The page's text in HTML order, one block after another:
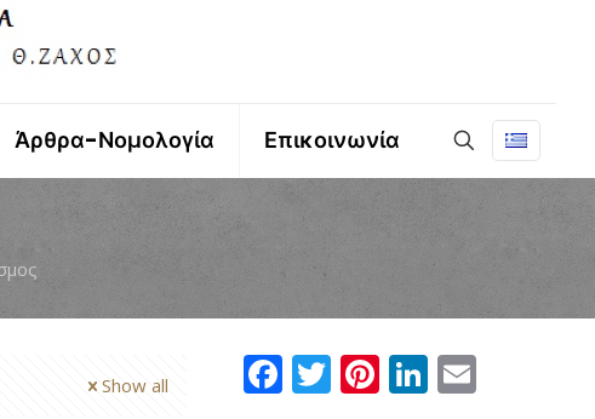
Άρθρα-Νομολογία Επικοινωνία
Show all Facebook
Twitter
Pinterest
LinkedIn